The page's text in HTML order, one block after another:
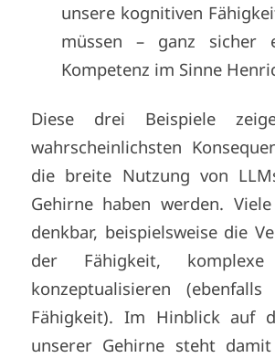
unsere kognitiven
müssen – ganz sicher
Kompetenz im Sinne
Diese drei Beispiele
wahrscheinlichsten
die breite Nutzung von
Gehirne haben werden.
denkbar, beispielsweise die
der Fähigkeit,
konzeptualisieren (ebenfalls
Fähigkeit). Im Hinblick auf
unserer Gehirne steht